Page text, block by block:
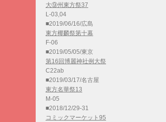
大⑨州東方祭37
L-03,04
■2019/06/16/広島
東方椰麟祭第十幕
F-06
■2019/05/05/東京
第16回博麗神社例大祭
C22ab
■2019/03/17/名古屋
東方名華祭13
M-05
■2018/12/29-31
コミックマーケット95